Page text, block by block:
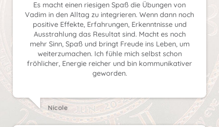
Es macht einen riesigen Spaß die Übungen von
Vadim in den Alltag zu integrieren. Wenn dann noch
positive Effekte, Erfahrungen, Erkenntnisse und
Ausstrahlung das Resultat sind. Macht es noch
mehr Sinn, Spaß und bringt Freude ins Leben, um
weiterzumachen. Ich fühle mich selbst schon
fröhlicher, Energie reicher und bin kommunikativer
geworden.
Nicole